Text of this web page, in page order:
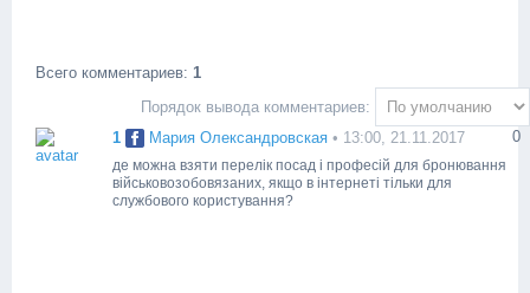
Всего комментариев: 1
Порядок вывода комментариев:
0
1 Мария Олександровская • 13:00, 21.11.2017
де можна взяти перелік посад і професій для бронювання
військовозобовязаних, якщо в інтернеті тільки для
службового користування?